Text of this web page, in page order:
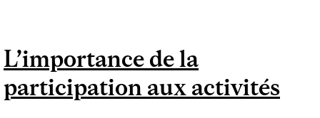
COMPORTEMENTS
SEXUELS
L’importance de la
participation aux activités